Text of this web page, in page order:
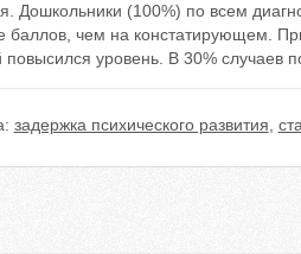
Дошкольники (100%) по всем
баллов, чем на констатирующем.
повысился уровень. В 30% случаев
задержка психического развития